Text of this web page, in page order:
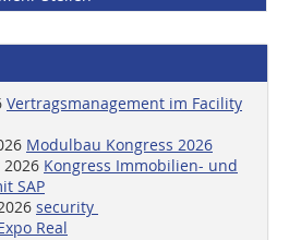
Vertragsmanagement im Facility
Modulbau Kongress 2026
Kongress Immobilien- und
SAP
security
Real